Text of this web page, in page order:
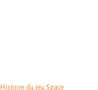
du jeu Space